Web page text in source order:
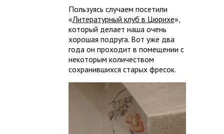
Пользуясь случаем посетили
«Литературный клуб в Цюрихе»,
который делает наша очень
хорошая подруга. Вот уже два
года он проходит в помещении с
некоторым количеством
сохранившихся старых фресок.